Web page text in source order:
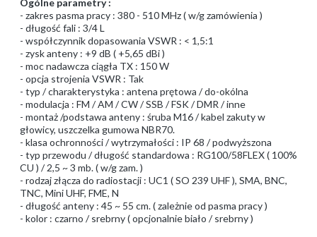
Ogólne parametry :
- zakres pasma pracy : 380 - 510 MHz ( w/g zamówienia )
- długość fali : 3/4 L
- współczynnik dopasowania VSWR : < 1,5:1
- zysk anteny : +9 dB ( +5,65 dBi )
- moc nadawcza ciągła TX : 150 W
- opcja strojenia VSWR : Tak
- typ / charakterystyka : antena prętowa / do-okólna
- modulacja : FM / AM / CW / SSB / FSK / DMR / inne
- montaż /podstawa anteny : śruba M16 / kabel zakuty w
głowicy, uszczelka gumowa NBR70.
- klasa ochronności / wytrzymałości : IP 68 / podwyższona
- typ przewodu / długość standardowa : RG100/58FLEX ( 100%
CU ) / 2,5 ~ 3 mb. ( w/g zam. )
- rodzaj złącza do radiostacji : UC1 ( SO 239 UHF ), SMA, BNC,
TNC, Mini UHF, FME, N
- długość anteny : 45 ~ 55 cm. ( zależnie od pasma pracy )
- kolor : czarno / srebrny ( opcjonalnie biało / srebrny )